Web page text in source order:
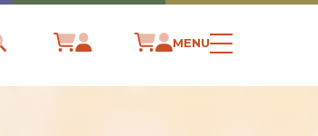
MENU